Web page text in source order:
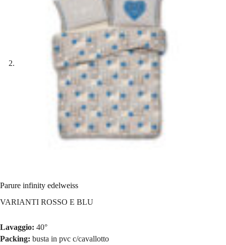
Parure infinity edelweiss
VARIANTI ROSSO E BLU
Lavaggio: 40°
Packing: busta in pvc c/cavallotto